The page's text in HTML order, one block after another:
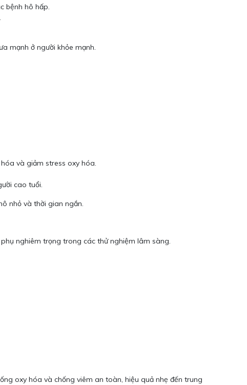
bệnh hô hấp.
mạnh ở người khỏe mạnh.
và giảm stress oxy hóa.
cao tuổi.
nhỏ và thời gian ngắn.
nghiêm trọng trong các thử nghiệm lâm sàng.
oxy hóa và chống viêm an toàn, hiệu quả nhẹ đến trung